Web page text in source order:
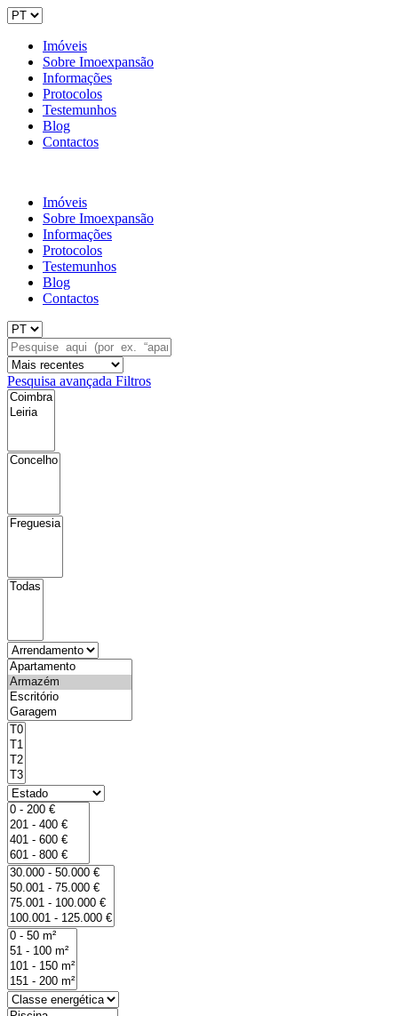
Imóveis
Sobre Imoexpansão
Informações
Protocolos
Testemunhos
Blog
Contactos
Imóveis
Sobre Imoexpansão
Informações
Protocolos
Testemunhos
Blog
Contactos
Pesquisa avançada Filtros